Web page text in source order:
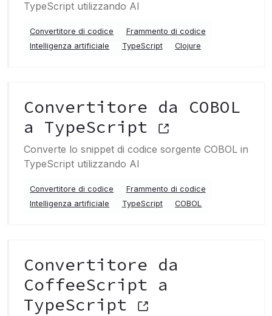
TypeScript utilizzando AI
Convertitore di codice
Frammento di codice
Intelligenza artificiale
TypeScript Clojure
Convertitore da COBOL
a TypeScript
Converte lo snippet di codice sorgente COBOL in
TypeScript utilizzando AI
Convertitore di codice
Frammento di codice
Intelligenza artificiale
TypeScript COBOL
Convertitore da
CoffeeScript a
TypeScript